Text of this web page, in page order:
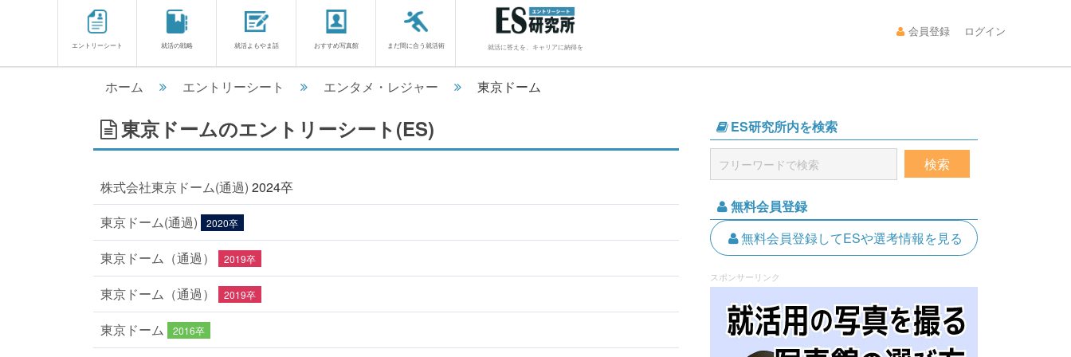
エントリーシート 就活の戦略 就活よもやま話 おすすめ写真館 まだ間に合う就活術 就活に答えを、キャリアに納得を
会員登録 ログイン
ホーム エントリーシート エンタメ・レジャー 東京ドーム
東京ドームのエントリーシート(ES)
株式会社東京ドーム(通過) 2024卒
東京ドーム(通過)
2020卒
東京ドーム（通過） 2019卒
東京ドーム（通過） 2019卒
東京ドーム 2016卒
ES研究所内を検索
無料会員登録
無料会員登録してESや選考情報を見る
スポンサーリンク